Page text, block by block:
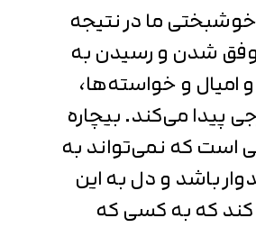
ما در نتیجه‌
شدن و رسیدن به
و خواسته‌ها،
پیدا می‌کند. بیچاره
است که نمی‌تواند به
باشد و دل به این
که به کسی که